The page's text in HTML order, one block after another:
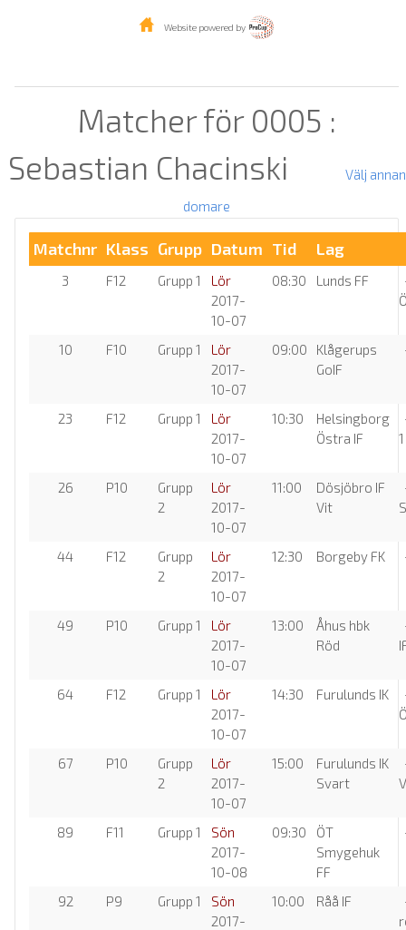
Website powered by
Matcher för 0005 :
Sebastian Chacinski
Välj annan
domare
Matchnr Klass Grupp Datum Tid Lag
3 F12 Grupp 1
Lör
2017-
10-07
08:30 Lunds FF
10 F10 Grupp 1
Lör
2017-
10-07
09:00
Klågerups
GoIF
23 F12 Grupp 1
Lör
2017-
10-07
10:30
Helsingborg
Östra IF
1
26 P10
Grupp
2
Lör
2017-
10-07
11:00
Dösjöbro IF
Vit
44 F12
Grupp
2
Lör
2017-
10-07
12:30 Borgeby FK
49 P10 Grupp 1
Lör
2017-
10-07
13:00
Åhus hbk
Röd
64 F12 Grupp 1
Lör
2017-
10-07
14:30 Furulunds IK
67 P10
Grupp
2
Lör
2017-
10-07
15:00
Furulunds IK
Svart
89 F11 Grupp 1
Sön
2017-
10-08
09:30
ÖT
Smygehuk
FF
92 P9 Grupp 1
Sön
2017-
10:00 Råå IF